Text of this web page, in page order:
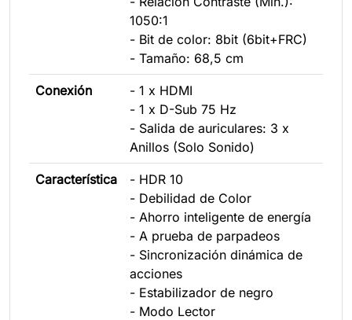
1050:1
- Bit de color: 8bit (6bit+FRC)
- Tamaño: 68,5 cm
Conexión
- 1 x HDMI
- 1 x D-Sub 75 Hz
- Salida de auriculares: 3 x
Anillos (Solo Sonido)
Característica
- HDR 10
- Debilidad de Color
- Ahorro inteligente de energía
- A prueba de parpadeos
- Sincronización dinámica de
acciones
- Estabilizador de negro
- Modo Lector